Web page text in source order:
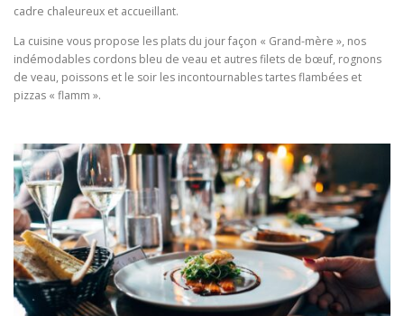
cadre chaleureux et accueillant.
La cuisine vous propose les plats du jour façon « Grand-mère », nos
indémodables cordons bleu de veau et autres filets de bœuf, rognons
de veau, poissons et le soir les incontournables tartes flambées et
pizzas « flamm ».